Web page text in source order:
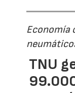
Economía
TNU